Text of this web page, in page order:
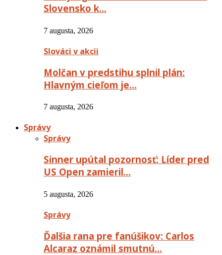
Slovensko k…
7 augusta, 2026
Slováci v akcii
Molčan v predstihu splnil plán:
Hlavným cieľom je…
7 augusta, 2026
Správy
Správy
Sinner upútal pozornosť: Líder pred
US Open zamieril…
5 augusta, 2026
Správy
Ďalšia rana pre fanúšikov: Carlos
Alcaraz oznámil smutnú…